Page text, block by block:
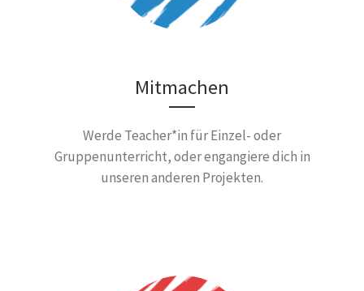
Mitmachen
Werde Teacher*in für Einzel- oder
Gruppenunterricht, oder engangiere dich in
unseren anderen Projekten.